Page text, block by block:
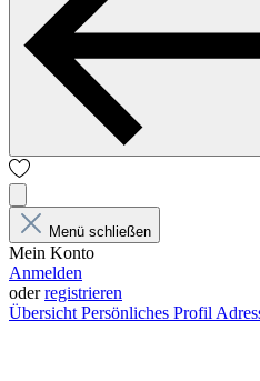
Menü schließen
Mein Konto
Anmelden
oderregistrieren
Übersicht Persönliches Profil